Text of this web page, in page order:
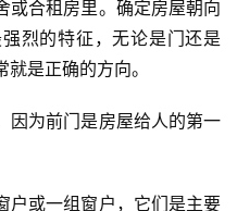
或合租房里。确定房屋朝向
烈的特征，无论是门还是
是正确的方向。
因为前门是房屋给人的第一
户或一组窗户，它们是主要